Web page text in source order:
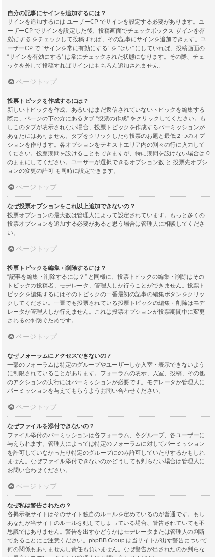
自分の記事にサインを追加するには？
サインを追加するには ユーザーCP でサインを設定する必要があります。ユ
ーザーCP でサインを設定した後、投稿画面でチェックボックス サインを有
効にする をチェックして投稿すれば、その記事にサインを追加できます。ユ
ーザーCP で “サインを常に有効にする” を “はい” にしていれば、投稿画面の
“サインを有効にする” は常にチェックされた状態になります。その際、チェ
ックを外して投稿すればサインはもちろん追加されません。
ページトップ
投票トピックを作成するには？
新しいトピックを作成、あるいはまだ返信されていないトピックを編集する
際に、ページの下の方にあるタブ “投票の作成” をクリックしてください。も
しこのタブが表示されない場合、投票トピックを作成するパーミッションが
あなたにはありません。タブをクリックしたら投票のお題と最低２つのオプ
ションを作ります。各オプションをテキストエリア内の別々の行に入力して
ください。投票期間を設けることもできますが、特に期間を設けない場合は 0
のままにしてください。ユーザーが選択できるオプション数 と 投票先オプシ
ョンの変更の許可 も同時に設定できます。
ページトップ
なぜ投票オプションをこれ以上追加できないの？
投票オプションの最大数は管理人によって設定されています。もっと多くの
投票オプションを追加する必要があると思う場合は管理人に相談してくださ
い。
ページトップ
投票トピックを編集・削除するには？
“記事を編集・削除するには？” と同様に、投票トピックの編集・削除はその
トピックの投稿者、モデレータ、管理人しか行うことができません。投票ト
ピックを編集するにはそのトピックの一番最初の記事の編集ボタンをクリッ
クしてください。一票でも投票されている投票トピックの編集・削除はモデ
レータか管理人しか行えません。これは投票オプションが投票期間中に変更
されるのを防ぐためです。
ページトップ
なぜフォーラムにアクセスできないの？
一部のフォーラムは特定のグループやユーザーしか入室・表示できないよう
に制限されていることがあります。フォーラムの表示、入室、投稿、その他
のアクションの実行にはパーミッションが必要です。モデレータか管理人に
パーミッションを与えてもらうようお問い合わせください。
ページトップ
なぜファイルを添付できないの？
ファイル添付のパーミッションは各フォーラム、各グループ、各ユーザーに
与えられます。管理人によっては特定のフォーラムに対してパーミッション
を許可していなかったり特定のグループにのみ許可していたりするかもしれ
ません。なぜファイル添付できないのかどうしても判らない場合は管理人に
お問い合わせください。
ページトップ
なぜ私は警告されたの？
各掲示板サイトはそのサイト独自のルールを定めているのが普通です。もし
あなたが当サイトのルールを犯してしまっている場合、警告されていても不
思議ではありません。警告を出すかどうかはモデレータまたは管理人の判断
であることにご注意ください。phpBB Group は当サイトが出す警告について
何の関係もありませんし責任も負いません。なぜ警告が出されたのか判らな